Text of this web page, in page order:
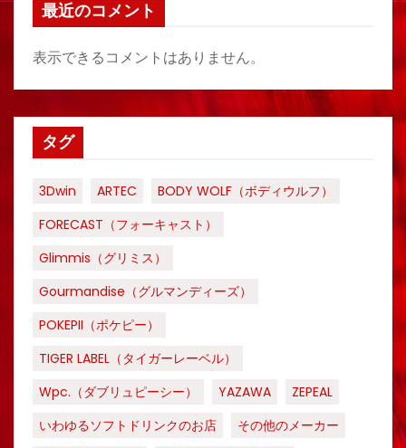
最近のコメント
表示できるコメントはありません。
タグ
3Dwin ARTEC
BODY WOLF（ボディウルフ）
FORECAST（フォーキャスト）
Glimmis（グリミス）
Gourmandise（グルマンディーズ）
POKEPII（ポケピー）
TIGER LABEL（タイガーレーベル）
Wpc.（ダブリュピーシー）
YAZAWA
ZEPEAL
いわゆるソフトドリンクのお店
その他のメーカー